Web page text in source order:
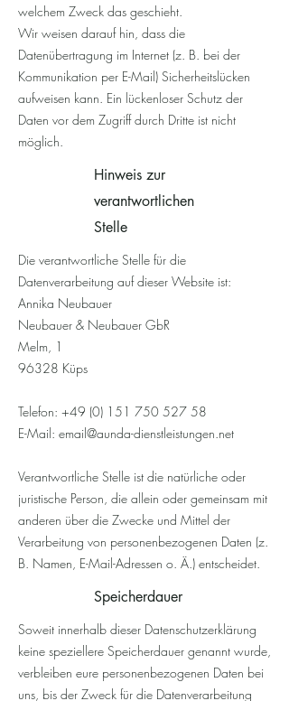
welchem Zweck das geschieht.
Wir weisen darauf hin, dass die
Datenübertragung im Internet (z. B. bei der
Kommunikation per E-Mail) Sicherheitslücken
aufweisen kann. Ein lückenloser Schutz der
Daten vor dem Zugriff durch Dritte ist nicht
möglich.
Hinweis zur
verantwortlichen
Stelle
Die verantwortliche Stelle für die
Datenverarbeitung auf dieser Website ist:
Annika Neubauer
Neubauer & Neubauer GbR
Melm, 1
96328 Küps
Telefon: +49 (0) 151 750 527 58
E-Mail: email@aunda-dienstleistungen.net
Verantwortliche Stelle ist die natürliche oder
juristische Person, die allein oder gemeinsam mit
anderen über die Zwecke und Mittel der
Verarbeitung von personenbezogenen Daten (z.
B. Namen, E-Mail-Adressen o. Ä.) entscheidet.
Speicherdauer
Soweit innerhalb dieser Datenschutzerklärung
keine speziellere Speicherdauer genannt wurde,
verbleiben eure personenbezogenen Daten bei
uns, bis der Zweck für die Datenverarbeitung